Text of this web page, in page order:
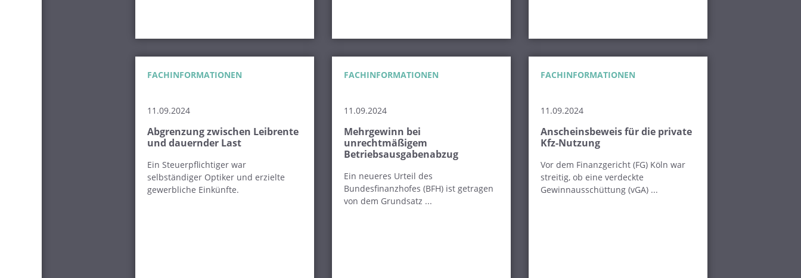
FACHINFORMATIONEN
11.09.2024
Abgrenzung zwischen Leibrente
und dauernder Last
Ein Steuerpflichtiger war
selbständiger Optiker und erzielte
gewerbliche Einkünfte.
FACHINFORMATIONEN
11.09.2024
Mehrgewinn bei
unrechtmäßigem
Betriebsausgabenabzug
Ein neueres Urteil des
Bundesfinanzhofes (BFH) ist getragen
von dem Grundsatz ...
FACHINFORMATIONEN
11.09.2024
Anscheinsbeweis für die private
Kfz-Nutzung
Vor dem Finanzgericht (FG) Köln war
streitig, ob eine verdeckte
Gewinnausschüttung (vGA) ...